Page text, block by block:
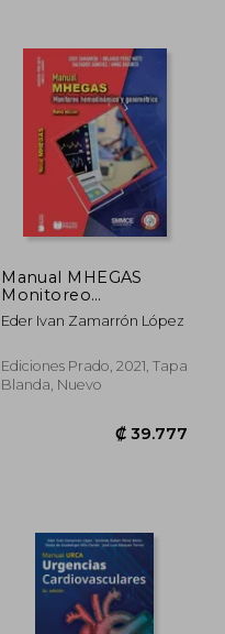
₡
Manual MHEGAS
Monitoreo
hemodinámico y
gasométrico
Eder Ivan Zamarrón López
Ediciones Prado, 2021, Tapa
Blanda, Nuevo